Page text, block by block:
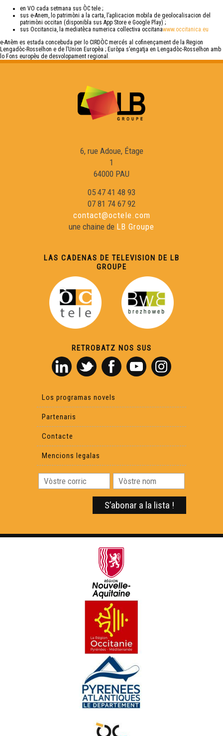
en VO cada setmana sus ÒC tele ;
sus e-Anem, lo patrimòni a la carta, l’aplicacion mobila de geolocalisacion del
patrimòni occitan (disponibla sus App Store e Google Play) ;
sus Occitancia, la mediatèca numerica collectiva occitanawww.occitanica.eu
e-Anèm es estada concebuda per lo CIRDÒC mercés al cofinençament de la Region
Lengadòc-Rosselhon e de l’Union Europèa ; Euròpa s’engatja en Lengadòc-Rosselhon amb
lo Fons europèu de desvolopament regional.
6, rue Adoue, Étage
1
64000 PAU
05 47 41 48 93
07 81 74 67 92
contact@octele.com
une chaine de LB Groupe
LAS CADENAS DE TELEVISION DE LB
GROUPE
RETROBATZ NOS SUS
Los programas novels
Partenaris
Contacte
Mencions legalas